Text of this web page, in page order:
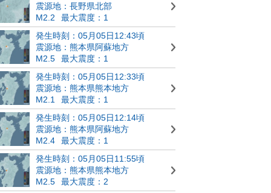
震源地：長野県北部
M2.2
最大震度：1
発生時刻：05月05日12:43頃
震源地：熊本県阿蘇地方
M2.5
最大震度：1
発生時刻：05月05日12:33頃
震源地：熊本県熊本地方
M2.1
最大震度：1
発生時刻：05月05日12:14頃
震源地：熊本県阿蘇地方
M2.4
最大震度：1
発生時刻：05月05日11:55頃
震源地：熊本県熊本地方
M2.5
最大震度：2